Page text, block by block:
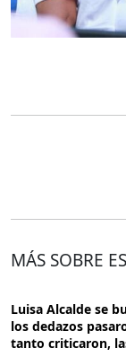
MÁS SOBRE
Luisa Alcalde se
los dedazos
tanto criticaron,